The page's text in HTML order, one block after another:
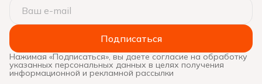
Подписаться
Нажимая «Подписаться», вы даете согласие на обработку
указанных персональных данных в целях получения
информационной и рекламной рассылки